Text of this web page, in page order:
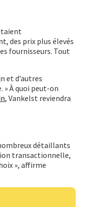
des prix plus élevés
fournisseurs. Tout
et d’autres
À quoi peut-on
, Vankelst reviendra
détaillants
transactionnelle,
», affirme